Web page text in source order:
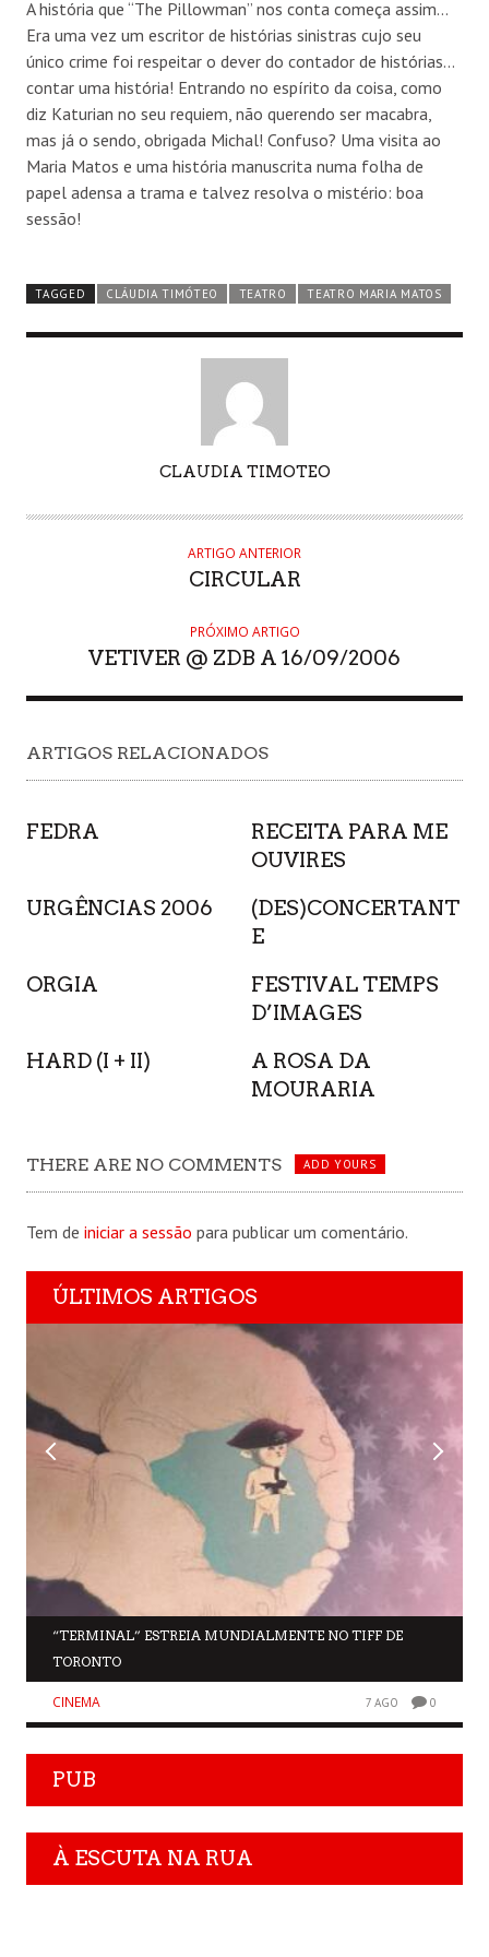
A história que “The Pillowman” nos conta começa assim…
Era uma vez um escritor de histórias sinistras cujo seu
único crime foi respeitar o dever do contador de histórias…
contar uma história! Entrando no espírito da coisa, como
diz Katurian no seu requiem, não querendo ser macabra,
mas já o sendo, obrigada Michal! Confuso? Uma visita ao
Maria Matos e uma história manuscrita numa folha de
papel adensa a trama e talvez resolva o mistério: boa
sessão!
TAGGED CLÁUDIA TIMÓTEO TEATRO TEATRO MARIA MATOS
CLAUDIA TIMOTEO
ARTIGO ANTERIOR
CIRCULAR
PRÓXIMO ARTIGO
VETIVER @ ZDB A 16/09/2006
ARTIGOS RELACIONADOS
FEDRA
RECEITA PARA ME
OUVIRES
URGÊNCIAS 2006
(DES)CONCERTANT
E
ORGIA
FESTIVAL TEMPS
D’IMAGES
HARD (I + II)
A ROSA DA
MOURARIA
THERE ARE NO COMMENTS ADD YOURS
Tem de iniciar a sessão para publicar um comentário.
ÚLTIMOS ARTIGOS
“TERMINAL” ESTREIA MUNDIALMENTE NO TIFF DE
TORONTO
CINEMA 7 AGO 0
PUB
À ESCUTA NA RUA